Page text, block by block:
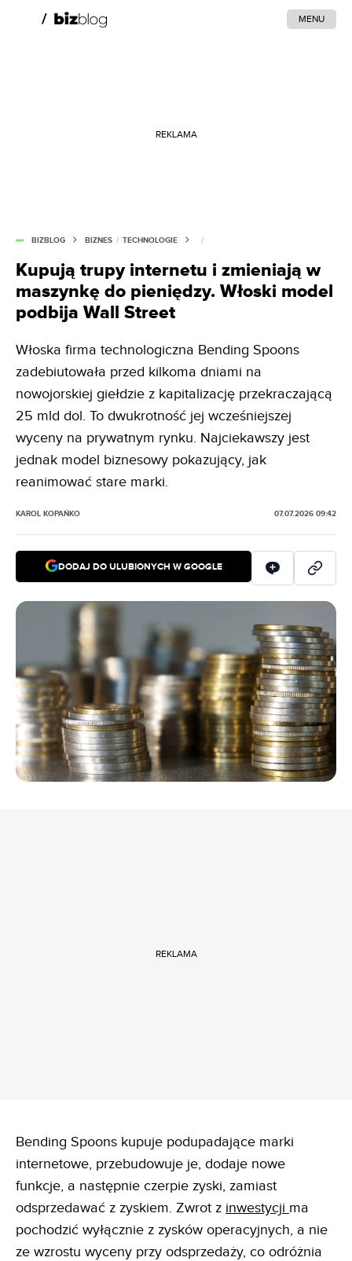
MENU
REKLAMA
BIZBLOG BIZNES / TECHNOLOGIE /
Kupują trupy internetu i zmieniają w
maszynkę do pieniędzy. Włoski model
podbija Wall Street
Włoska firma technologiczna Bending Spoons
zadebiutowała przed kilkoma dniami na
nowojorskiej giełdzie z kapitalizację przekraczającą
25 mld dol. To dwukrotność jej wcześniejszej
wyceny na prywatnym rynku. Najciekawszy jest
jednak model biznesowy pokazujący, jak
reanimować stare marki.
KAROL KOPAŃKO 07.07.2026 09:42
DODAJ DO ULUBIONYCH W GOOGLE
REKLAMA
Bending Spoons kupuje podupadające marki
internetowe, przebudowuje je, dodaje nowe
funkcje, a następnie czerpie zyski, zamiast
odsprzedawać z zyskiem. Zwrot z inwestycji ma
pochodzić wyłącznie z zysków operacyjnych, a nie
ze wzrostu wyceny przy odsprzedaży, co odróżnia